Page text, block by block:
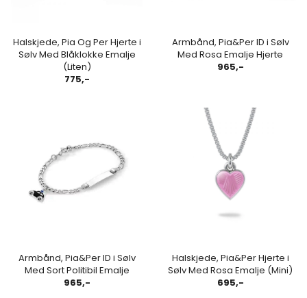
Halskjede, Pia Og Per Hjerte i
Sølv Med Blåklokke Emalje
(Liten)
775,-
Armbånd, Pia&Per ID i Sølv
Med Rosa Emalje Hjerte
965,-
Armbånd, Pia&Per ID i Sølv
Med Sort Politibil Emalje
965,-
Halskjede, Pia&Per Hjerte i
Sølv Med Rosa Emalje (Mini)
695,-